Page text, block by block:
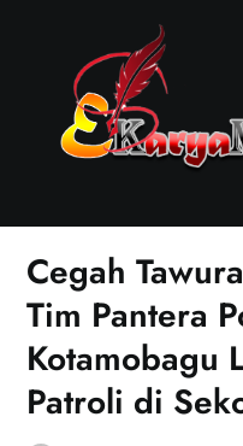
Cegah
Tim Pantera
Kotamobagu
Patroli di